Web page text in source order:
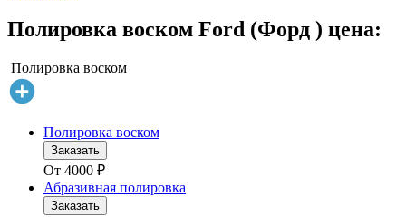
Полировка воском Ford (Форд ) цена:
Полировка воском
Полировка воском
Заказать
От 4000 ₽
Абразивная полировка
Заказать